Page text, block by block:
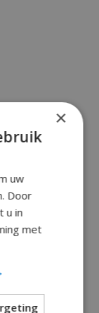
×
uw
Door
u in
met